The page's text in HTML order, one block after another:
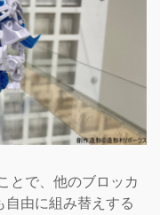
とで、他のブロッカ
自由に組み替えする